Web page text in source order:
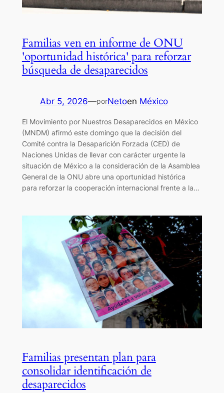
Familias ven en informe de ONU
'oportunidad histórica' para reforzar
búsqueda de desaparecidos
Abr 5, 2026—porNetoen México
El Movimiento por Nuestros Desaparecidos en México
(MNDM) afirmó este domingo que la decisión del
Comité contra la Desaparición Forzada (CED) de
Naciones Unidas de llevar con carácter urgente la
situación de México a la consideración de la Asamblea
General de la ONU abre una oportunidad histórica
para reforzar la cooperación internacional frente a la…
Familias presentan plan para
consolidar identificación de
desaparecidos